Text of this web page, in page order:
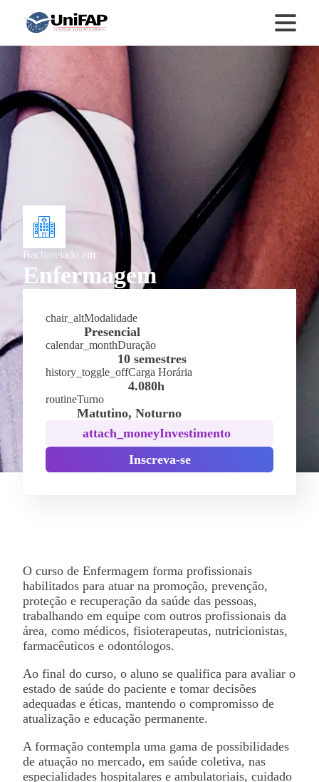
Bacharelado em
Enfermagem
chair_altModalidade
Presencial
calendar_monthDuração
10 semestres
history_toggle_offCarga Horária
4.080h
routineTurno
Matutino, Noturno
attach_moneyInvestimento
Inscreva-se
O curso de Enfermagem forma profissionais
habilitados para atuar na promoção, prevenção,
proteção e recuperação da saúde das pessoas,
trabalhando em equipe com outros profissionais da
área, como médicos, fisioterapeutas, nutricionistas,
farmacêuticos e odontólogos.
Ao final do curso, o aluno se qualifica para avaliar o
estado de saúde do paciente e tomar decisões
adequadas e éticas, mantendo o compromisso de
atualização e educação permanente.
A formação contempla uma gama de possibilidades
de atuação no mercado, em saúde coletiva, nas
especialidades hospitalares e ambulatoriais, cuidado